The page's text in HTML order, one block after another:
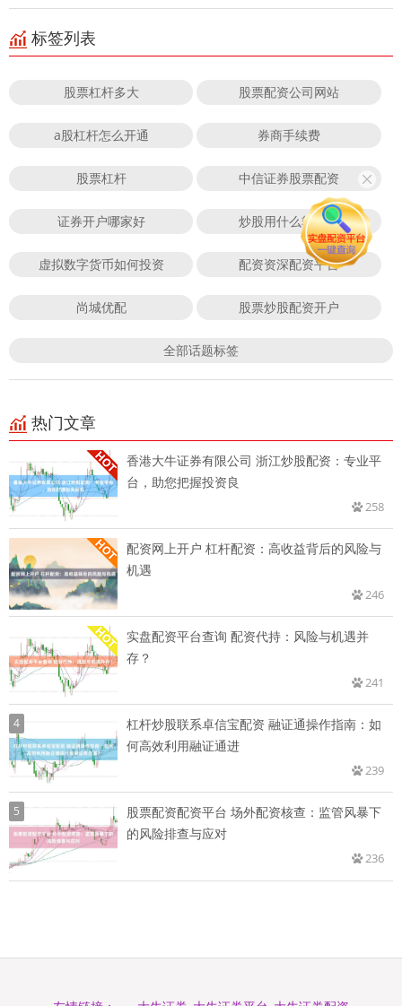
标签列表
股票杠杆多大 股票配资公司网站
a股杠杆怎么开通 券商手续费
股票杠杆 中信证券股票配资
证券开户哪家好 炒股用什么软件好
虚拟数字货币如何投资 配资资深配资平台
尚城优配 股票炒股配资开户
全部话题标签
热门文章
香港大牛证券有限公司 浙江炒股配资：专业平
台，助您把握投资良
258
配资网上开户 杠杆配资：高收益背后的风险与
机遇
246
实盘配资平台查询 配资代持：风险与机遇并
存？
241
4
杠杆炒股联系卓信宝配资 融证通操作指南：如
何高效利用融证通进
239
5
股票配资配资平台 场外配资核查：监管风暴下
的风险排查与应对
236